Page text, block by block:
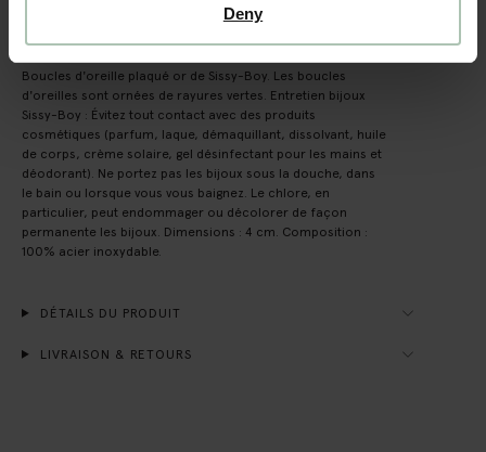
Deny
Boucles d'oreille plaqué or de Sissy-Boy. Les boucles
d'oreilles sont ornées de rayures vertes. Entretien bijoux
Sissy-Boy : Évitez tout contact avec des produits
cosmétiques (parfum, laque, démaquillant, dissolvant, huile
de corps, crème solaire, gel désinfectant pour les mains et
déodorant). Ne portez pas les bijoux sous la douche, dans
le bain ou lorsque vous vous baignez. Le chlore, en
particulier, peut endommager ou décolorer de façon
permanente les bijoux. Dimensions : 4 cm. Composition :
100% acier inoxydable.
DÉTAILS DU PRODUIT
LIVRAISON & RETOURS